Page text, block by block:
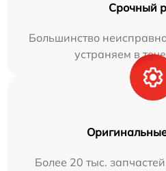
Срочный
Большинство
устраняем в
Более 20 тыс.